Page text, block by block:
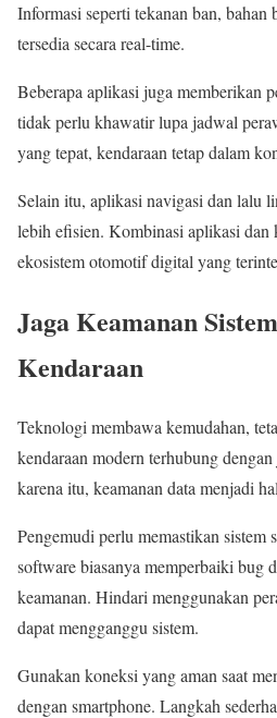
Informasi seperti tekanan ban, bahan
tersedia secara real-time.
Beberapa aplikasi juga memberikan
tidak perlu khawatir lupa jadwal
yang tepat, kendaraan tetap dalam
Selain itu, aplikasi navigasi dan lalu
lebih efisien. Kombinasi aplikasi dan
ekosistem otomotif digital yang
Jaga Keamanan
Kendaraan
Teknologi membawa kemudahan,
kendaraan modern terhubung
karena itu, keamanan data menjadi
Pengemudi perlu memastikan sistem
software biasanya memperbaiki bug
keamanan. Hindari menggunakan
dapat mengganggu sistem.
Gunakan koneksi yang aman saat
dengan smartphone. Langkah